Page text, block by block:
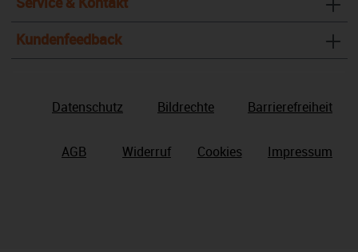
Kundenfeedback
Datenschutz Bildrechte Barrierefreiheit
AGB Widerruf Cookies Impressum